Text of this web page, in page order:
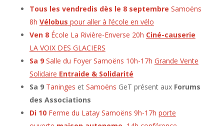
Tous les vendredis dès le 8 septembre Samoëns
8h Vélobus pour aller à l’école en vélo
Ven 8École La Rivière-Enverse 20h Ciné-causerie
LA VOIX DES GLACIERS
Sa 9Salle du Foyer Samoëns 10h-17h Grande Vente
Solidaire Entraide & Solidarité
Sa 9 Taninges et Samoëns GeT présent aux Forums
des Associations
Di 10Ferme du Latay Samoëns 9h-17h porte